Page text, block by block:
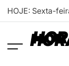
Skip
HOJE: Sexta-